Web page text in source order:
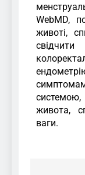
WebMD,
животі,
живота,
ваги.